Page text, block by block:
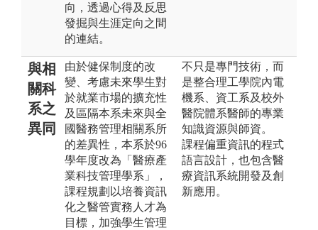
向，透過心得及反思
發掘與生涯定向之間
的連結。
與相
關科
系之
異同
由於健保制度的改
變、考慮未來學生對
於就業市場的擴充性
及區隔本系未來與全
國醫務管理相關系所
的差異性，本系於96
學年度改為「醫療產
業科技管理學系」，
課程規劃以培養資訊
化之醫管實務人才為
目標，加強學生管理
不只是專門技術，而
是整合理工學院內電
機系、資工系及校外
醫院體系醫師的專業
知識資源與師資。
課程偏重資訊的程式
語言設計，也包含醫
療資訊系統開發及創
新應用。